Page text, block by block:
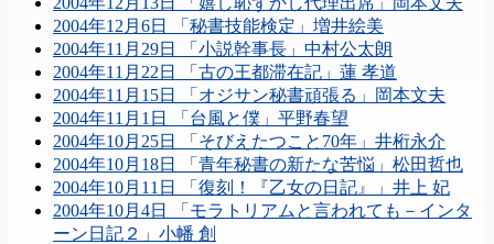
2004年12月6日 「秘書技能検定」増井絵美
2004年11月29日 「小説幹事長」中村公太朗
2004年11月22日 「古の王都滞在記」蓮 孝道
2004年11月15日 「オジサン秘書頑張る」岡本文夫
2004年11月1日 「台風と僕」平野春望
2004年10月25日 「そびえたつこと70年」井桁永介
2004年10月18日 「青年秘書の新たな苦悩」松田哲也
2004年10月11日 「復刻！『乙女の日記』」井上 妃
2004年10月4日 「モラトリアムと言われても－インタ
ーン日記２」小幡 創